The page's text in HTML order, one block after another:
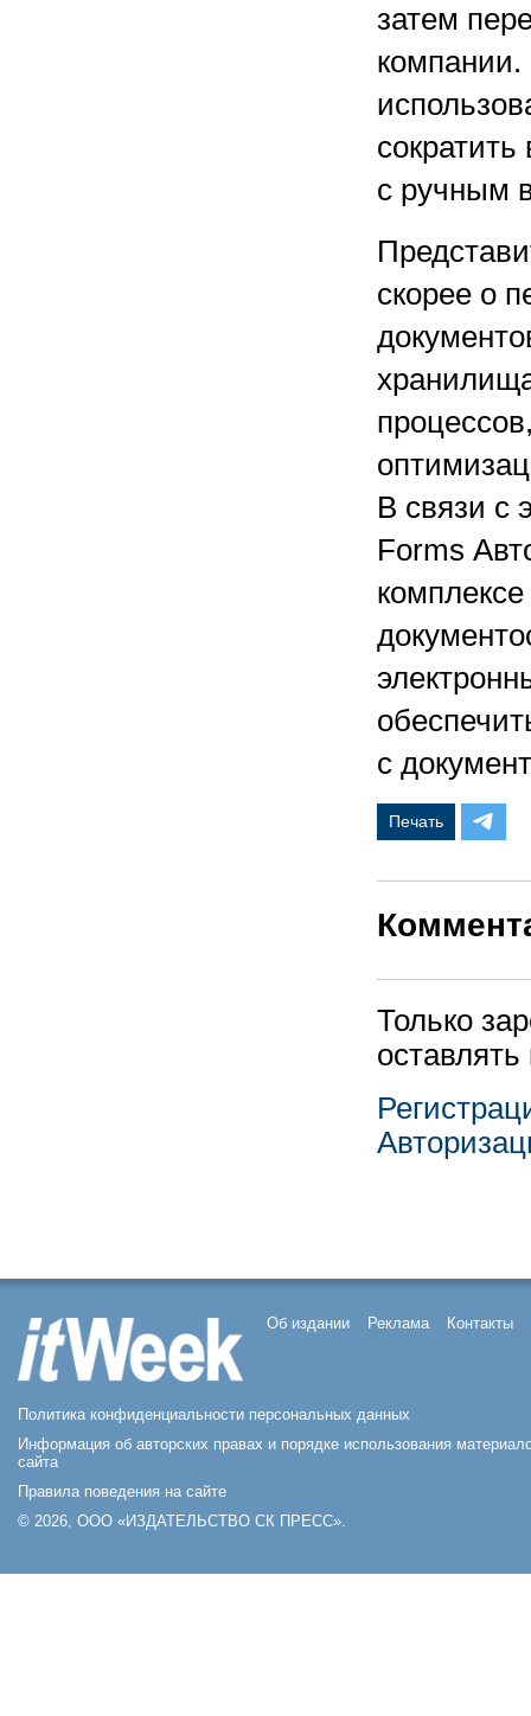
затем
компании.
с ручным
скорее о
В связи с
Forms
с
Печать
Только
Об издании Реклама Контакты
Политика конфиденциальности персональных данных
Информация об авторских правах и порядке использования
сайта
Правила поведения на сайте
© 2026, ООО «ИЗДАТЕЛЬСТВО СК ПРЕСС».